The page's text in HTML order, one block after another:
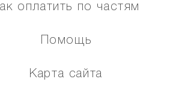
оплатить по частям
Помощь
Карта сайта